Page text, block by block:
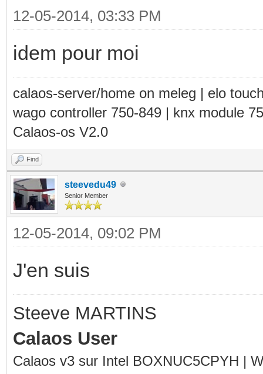
12-05-2014, 03:33 PM
idem pour moi
calaos-server/home on meleg | elo
wago controller 750-849 | knx module
Calaos-os V2.0
Find
steevedu49
Senior Member
12-05-2014, 09:02 PM
J'en suis
Steeve MARTINS
Calaos User
Calaos v3 sur Intel BOXNUC5CPYH |